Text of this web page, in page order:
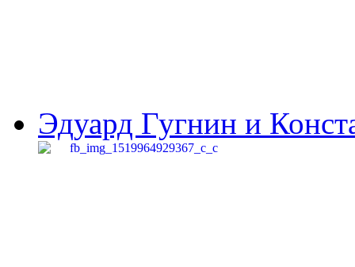
Эдуард Гугнин и